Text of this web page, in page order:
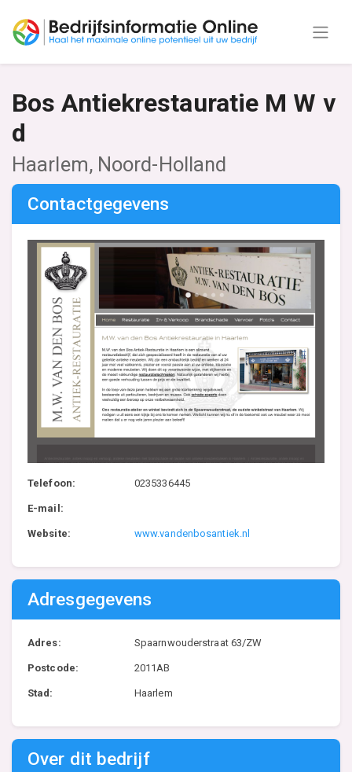
Bos Antiekrestauratie M W v
d
Haarlem, Noord-Holland
Contactgegevens
Telefoon: 0235336445
E-mail:
Website: www.vandenbosantiek.nl
Adresgegevens
Adres: Spaarnwouderstraat 63/ZW
Postcode: 2011AB
Stad: Haarlem
Over dit bedrijf